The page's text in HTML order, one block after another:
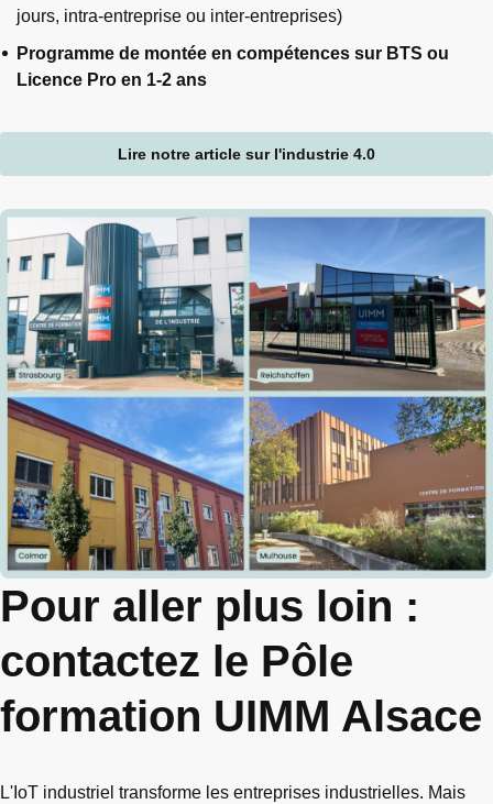
jours, intra-entreprise ou inter-entreprises)
Programme de montée en compétences sur BTS ou
Licence Pro en 1-2 ans
Lire notre article sur l'industrie 4.0
Pour aller plus loin :
contactez le Pôle
formation UIMM Alsace
L'IoT industriel transforme les entreprises industrielles. Mais